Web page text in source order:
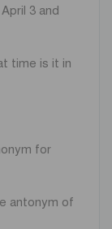
3 and
time is it in
for
antonym of